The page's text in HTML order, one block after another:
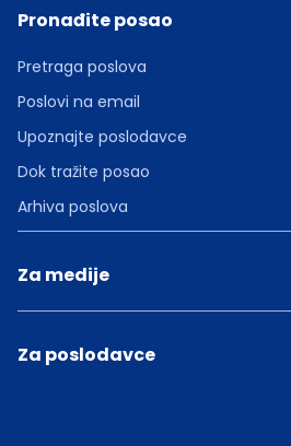
Pronađite posao
Pretraga poslova
Poslovi na email
Upoznajte poslodavce
Dok tražite posao
Arhiva poslova
Za medije
Za poslodavce